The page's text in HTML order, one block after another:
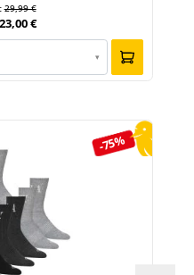
29,99 €
€
▾
-75%